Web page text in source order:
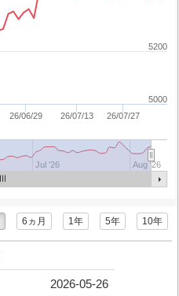
26/06/29 26/07/13 26/07/27
Jul '26 Aug '26
5000
5200
6ヵ月 1年 5年 10年
2026-05-26